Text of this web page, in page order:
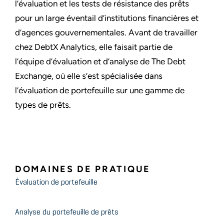
l’évaluation et les tests de résistance des prêts
pour un large éventail d’institutions financières et
d’agences gouvernementales. Avant de travailler
chez DebtX Analytics, elle faisait partie de
l’équipe d’évaluation et d’analyse de The Debt
Exchange, où elle s’est spécialisée dans
l’évaluation de portefeuille sur une gamme de
types de prêts.
DOMAINES DE PRATIQUE
Évaluation de portefeuille
Analyse du portefeuille de prêts